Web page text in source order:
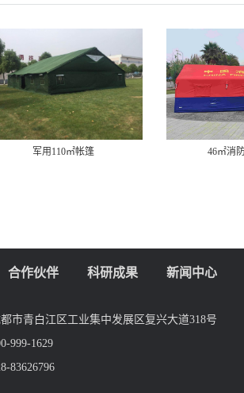
46㎡消防充气帐篷
合作伙伴 科研成果 新闻中心
市青白江区工业集中发展区复兴大道318号
999-1629
83626796